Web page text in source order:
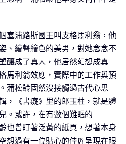
塞浦路斯國王叫皮格馬利翁，他
、繪聲繪色的美男，對她念念不
釀成了真人，他居然幻想成真
馬利翁效應，實際中的工作與預
蒲松齡固然沒接觸過古代心思
，《書癡》里的郎玉柱，就是體
。或許，在有數個難眠的
也曾盯著泛黃的紙頁，想著本身
想過有一位貼心的佳麗呈現在眼